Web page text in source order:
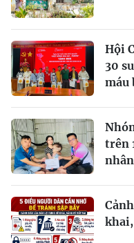
Hội
30
máu
trên
khai,